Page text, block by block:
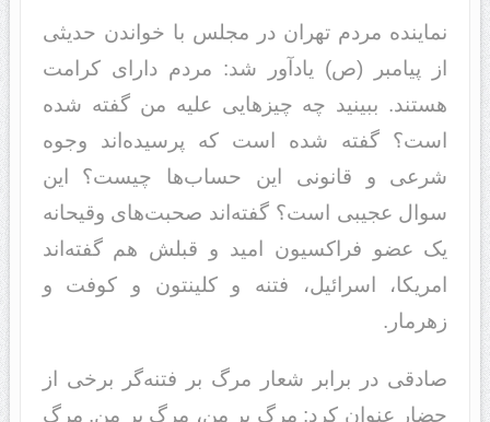
نماینده مردم تهران در مجلس با خواندن حدیثی
از پیامبر (ص) یادآور شد: مردم دارای کرامت
هستند. ببینید چه چیزهایی علیه من گفته شده
است؟ گفته شده است که پرسیده‌اند وجوه
شرعی و قانونی این حساب‌ها چیست؟ این
سوال عجیبی است؟ گفته‌اند صحبت‌های وقیحانه
یک عضو فراکسیون امید و قبلش هم گفته‌اند
امریکا، اسرائیل، فتنه و کلینتون و کوفت و
زهرمار.
صادقی در برابر شعار مرگ بر فتنه‌گر برخی از
حضار عنوان کرد: مرگ بر من، مرگ بر من. مرگ